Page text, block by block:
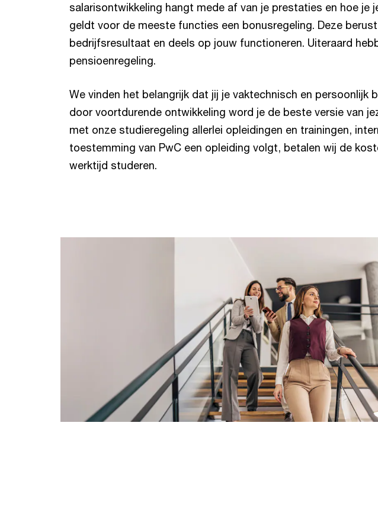
salarisontwikkeling hangt mede af van je prestaties en hoe je
geldt voor de meeste functies een bonusregeling. Deze
bedrijfsresultaat en deels op jouw functioneren. Uiteraard
pensioenregeling.
We vinden het belangrijk dat jij je vaktechnisch en persoonlijk
door voortdurende ontwikkeling word je de beste versie van
met onze studieregeling allerlei opleidingen en trainingen,
toestemming van PwC een opleiding volgt, betalen wij de
werktijd studeren.